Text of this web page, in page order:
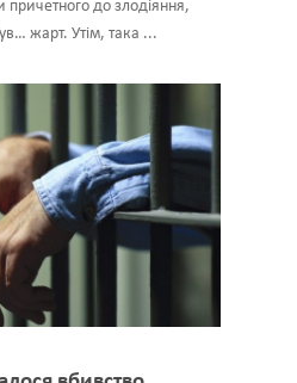
причетного до злодіяння,
жарт. Утім, така ...